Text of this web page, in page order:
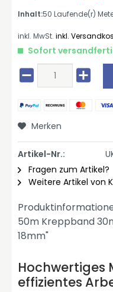
Inhalt:50 Laufende(r)
inkl. MwSt. inkl.
Sofort
Merken
Artikel-Nr.:
Fragen zum Artikel?
Weitere Artikel von
50m Kreppband
18mm"
Hochwertiges
effizientes